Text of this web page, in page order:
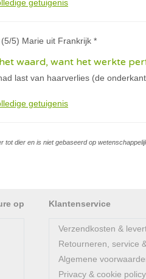
getuigenis
(5/5) Marie uit Frankrijk *
waard, want het werkte
last van haarverlies (de
getuigenis
tot dier en is niet gebaseerd op
op Klantenservice
Verzendkosten &
Retourneren, service
Algemene
Privacy & cookie policy